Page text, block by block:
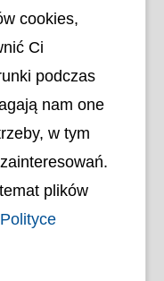
cookies,
Ci
podczas
nam one
w tym
plików
Polityce